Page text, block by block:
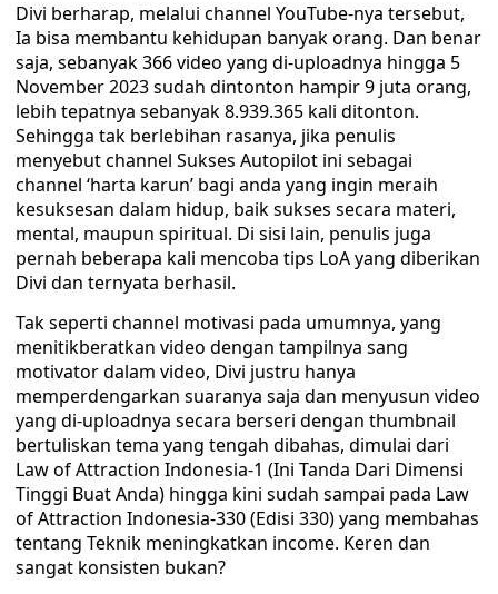
Divi berharap, melalui channel YouTube-nya tersebut,
Ia bisa membantu kehidupan banyak orang. Dan benar
saja, sebanyak 366 video yang di-uploadnya hingga 5
November 2023 sudah dintonton hampir 9 juta orang,
lebih tepatnya sebanyak 8.939.365 kali ditonton.
Sehingga tak berlebihan rasanya, jika penulis
menyebut channel Sukses Autopilot ini sebagai
channel ‘harta karun’ bagi anda yang ingin meraih
kesuksesan dalam hidup, baik sukses secara materi,
mental, maupun spiritual. Di sisi lain, penulis juga
pernah beberapa kali mencoba tips LoA yang diberikan
Divi dan ternyata berhasil.
Tak seperti channel motivasi pada umumnya, yang
menitikberatkan video dengan tampilnya sang
motivator dalam video, Divi justru hanya
memperdengarkan suaranya saja dan menyusun video
yang di-uploadnya secara berseri dengan thumbnail
bertuliskan tema yang tengah dibahas, dimulai dari
Law of Attraction Indonesia-1 (Ini Tanda Dari Dimensi
Tinggi Buat Anda) hingga kini sudah sampai pada Law
of Attraction Indonesia-330 (Edisi 330) yang membahas
tentang Teknik meningkatkan income. Keren dan
sangat konsisten bukan?